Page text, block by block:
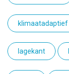
klimaatadaptief
lagekant